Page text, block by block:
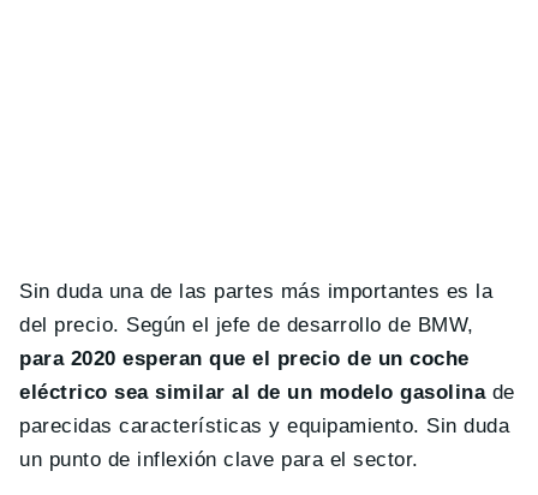
Sin duda una de las partes más importantes es la
del precio. Según el jefe de desarrollo de BMW,
para 2020 esperan que el precio de un coche
eléctrico sea similar al de un modelo gasolinade
parecidas características y equipamiento. Sin duda
un punto de inflexión clave para el sector.